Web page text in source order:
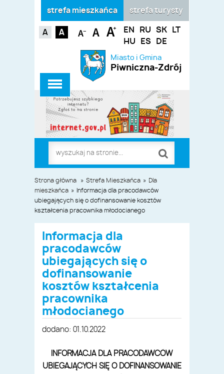
Miasto i Gmina
Piwniczna-Zdrój
EN RU SK
LT
HU
ES DE
strefa turysty
strefa mieszkańca
Strona główna » Strefa Mieszkańca » Dla
mieszkańca » Informacja dla pracodawców
ubiegających się o dofinansowanie kosztów
kształcenia pracownika młodocianego
Informacja dla
pracodawców
ubiegających się o
dofinansowanie
kosztów kształcenia
pracownika
młodocianego
dodano: 01.10.2022
INFORMACJA DLA PRACODAWCÓW
UBIEGAJĄCYCH SIĘ O DOFINANSOWANIE